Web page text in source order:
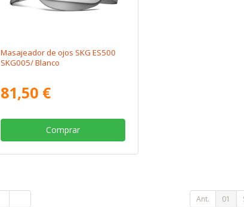
Masajeador de ojos SKG ES500
SKG005/ Blanco
81,50 €
Comprar
Ant. 01